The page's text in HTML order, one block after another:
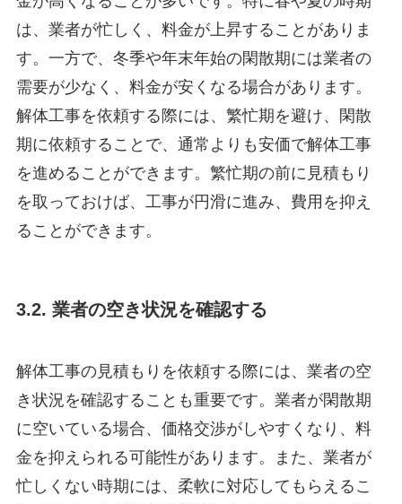
は、業者が忙しく、料金が上昇することがありま
す。一方で、冬季や年末年始の閑散期には業者の
需要が少なく、料金が安くなる場合があります。
解体工事を依頼する際には、繁忙期を避け、閑散
期に依頼することで、通常よりも安価で解体工事
を進めることができます。繁忙期の前に見積もり
を取っておけば、工事が円滑に進み、費用を抑え
ることができます。
3.2. 業者の空き状況を確認する
解体工事の見積もりを依頼する際には、業者の空
き状況を確認することも重要です。業者が閑散期
に空いている場合、価格交渉がしやすくなり、料
金を抑えられる可能性があります。また、業者が
忙しくない時期には、柔軟に対応してもらえるこ